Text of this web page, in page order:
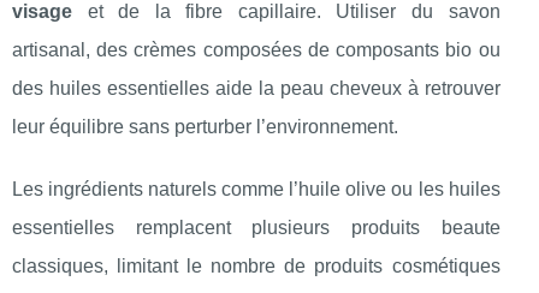
visage et de la fibre capillaire. Utiliser du savon
artisanal, des crèmes composées de composants bio ou
des huiles essentielles aide la peau cheveux à retrouver
leur équilibre sans perturber l’environnement.
Les ingrédients naturels comme l’huile olive ou les huiles
essentielles remplacent plusieurs produits beaute
classiques, limitant le nombre de produits cosmétiques